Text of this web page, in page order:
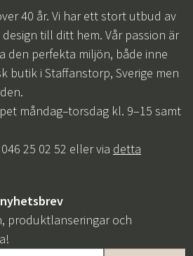
40 år. Vi har ett stort utbud av
till ditt hem. Vår passion är
den perfekta miljön, både inne
butik i Staffanstorp, Sverige men
måndag–torsdag kl. 9–15 samt
25 02 52 eller via detta
produktlanseringar och